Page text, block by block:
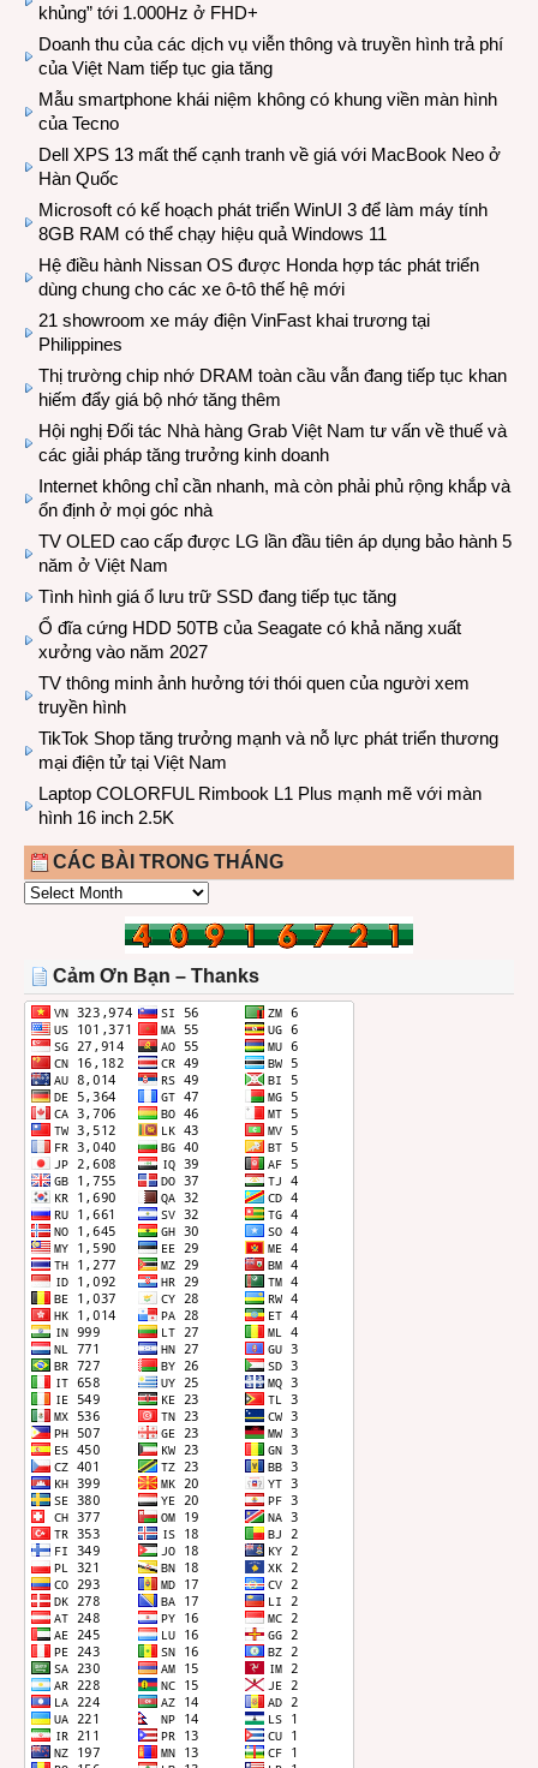
khủng” tới 1.000Hz ở FHD+
Doanh thu của các dịch vụ viễn thông và truyền hình trả phí
của Việt Nam tiếp tục gia tăng
Mẫu smartphone khái niệm không có khung viền màn hình
của Tecno
Dell XPS 13 mất thế cạnh tranh về giá với MacBook Neo ở
Hàn Quốc
Microsoft có kế hoạch phát triển WinUI 3 để làm máy tính
8GB RAM có thể chạy hiệu quả Windows 11
Hệ điều hành Nissan OS được Honda hợp tác phát triển
dùng chung cho các xe ô-tô thế hệ mới
21 showroom xe máy điện VinFast khai trương tại
Philippines
Thị trường chip nhớ DRAM toàn cầu vẫn đang tiếp tục khan
hiếm đẩy giá bộ nhớ tăng thêm
Hội nghị Đối tác Nhà hàng Grab Việt Nam tư vấn về thuế và
các giải pháp tăng trưởng kinh doanh
Internet không chỉ cần nhanh, mà còn phải phủ rộng khắp và
ổn định ở mọi góc nhà
TV OLED cao cấp được LG lần đầu tiên áp dụng bảo hành 5
năm ở Việt Nam
Tình hình giá ổ lưu trữ SSD đang tiếp tục tăng
Ổ đĩa cứng HDD 50TB của Seagate có khả năng xuất
xưởng vào năm 2027
TV thông minh ảnh hưởng tới thói quen của người xem
truyền hình
TikTok Shop tăng trưởng mạnh và nỗ lực phát triển thương
mại điện tử tại Việt Nam
Laptop COLORFUL Rimbook L1 Plus mạnh mẽ với màn
hình 16 inch 2.5K
CÁC BÀI TRONG THÁNG
CÁC
THÁNG
Cảm Ơn Bạn – Thanks